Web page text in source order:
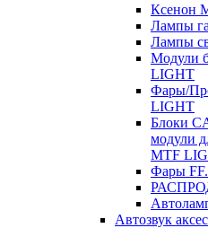
Ксенон
Лампы
Лампы
Модули
LIGHT
Фары/
LIGHT
Блоки
модули
MTF
Фары FF.
Автозвук